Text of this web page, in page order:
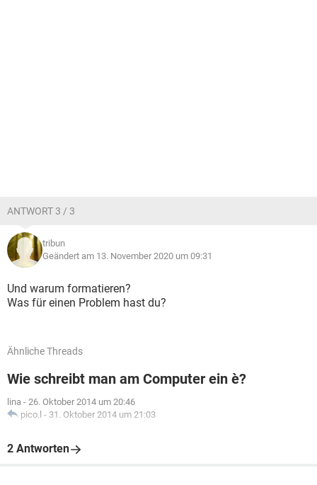
ANTWORT 3 / 3
tribun
Geändert am 13. November 2020 um 09:31
Und warum formatieren?
Was für einen Problem hast du?
Ähnliche Threads
Wie schreibt man am Computer ein è?
lina - 26. Oktober 2014 um 20:46
pico.l - 31. Oktober 2014 um 21:03
2 Antworten